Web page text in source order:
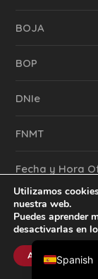
BOJA
BOP
DNIe
FNMT
Fecha y Hora
Utilizamos
nuestra web.
Puedes aprender
desactivarlas en
AceptarSpanish
English